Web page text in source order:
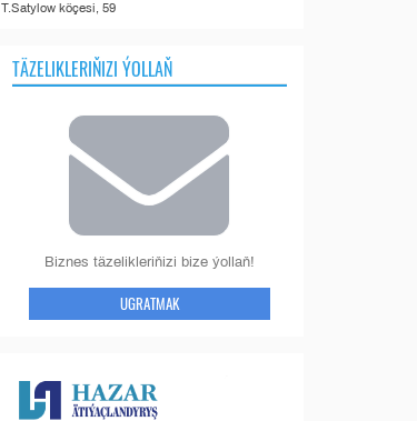
T.Satylow köçesi, 59
TÄZELIKLERIŇIZI ÝOLLAŇ
Biznes täzelikleriňizi bize ýollaň!
UGRATMAK